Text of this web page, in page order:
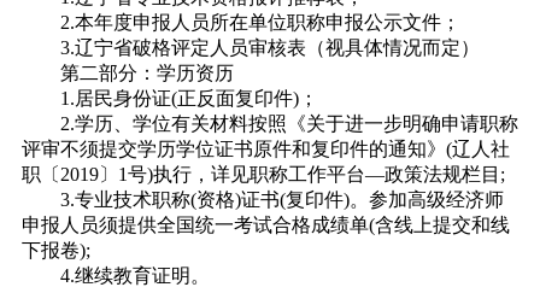
2.本年度申报人员所在单位职称申报公示文件；
3.辽宁省破格评定人员审核表（视具体情况而定）
第二部分：学历资历
1.居民身份证(正反面复印件)；
2.学历、学位有关材料按照《关于进一步明确申请职称
评审不须提交学历学位证书原件和复印件的通知》(辽人社
职〔2019〕1号)执行，详见职称工作平台—政策法规栏目;
3.专业技术职称(资格)证书(复印件)。参加高级经济师
申报人员须提供全国统一考试合格成绩单(含线上提交和线
下报卷);
4.继续教育证明。